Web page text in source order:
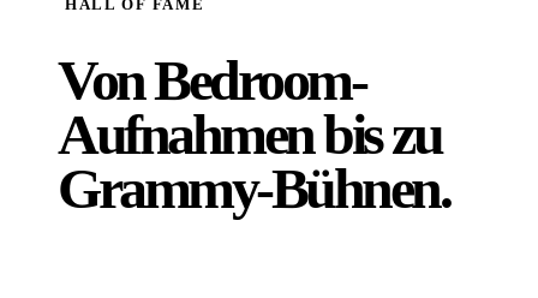
HALL OF FAME
Von Bedroom-
Aufnahmen bis zu
Grammy-Bühnen.